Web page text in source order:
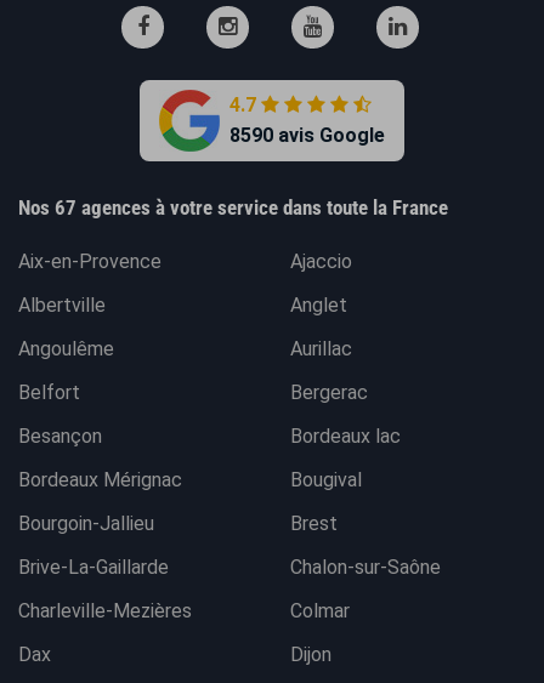
4.7
8590 avis Google
Nos 67 agences à votre service dans toute la France
Aix-en-Provence
Ajaccio
Albertville
Anglet
Angoulême
Aurillac
Belfort
Bergerac
Besançon
Bordeaux lac
Bordeaux Mérignac
Bougival
Bourgoin-Jallieu
Brest
Brive-La-Gaillarde
Chalon-sur-Saône
Charleville-Mezières
Colmar
Dax
Dijon